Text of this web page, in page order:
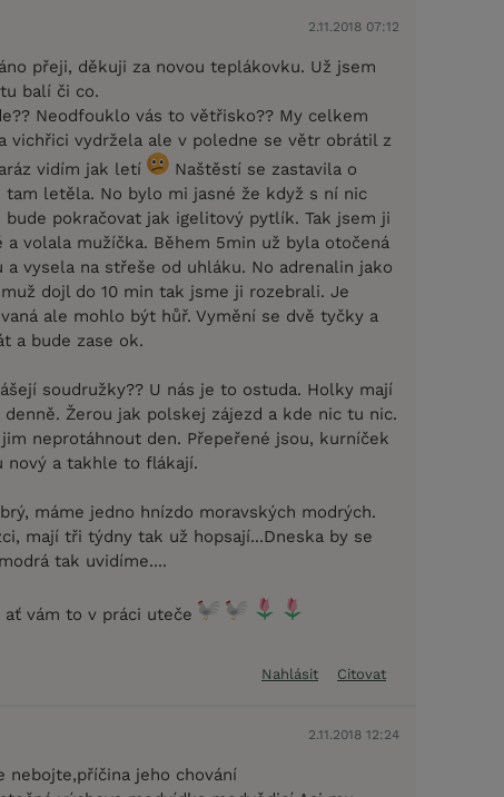
2.11.2018 07:12
přeji, děkuji za novou teplákovku. Už jsem
balí či co.
Neodfouklo vás to větřisko?? My celkem
vichřici vydržela ale v poledne se větr obrátil z
vidím jak letí
Naštěstí se zastavila o
tam letěla. No bylo mi jasné že když s ní nic
bude pokračovat jak igelitový pytlík. Tak jsem ji
a volala mužíčka. Během 5min už byla otočená
a vysela na střeše od uhláku. No adrenalin jako
dojl do 10 min tak jsme ji rozebrali. Je
ale mohlo být hůř. Vymění se dvě tyčky a
a bude zase ok.
soudružky?? U nás je to ostuda. Holky mají
Žerou jak polskej zájezd a kde nic tu nic.
neprotáhnout den. Přepeřené jsou, kurníček
nový a takhle to flákají.
máme jedno hnízdo moravských modrých.
mají tři týdny tak už hopsají...Dneska by se
tak uvidíme....
ať vám to v práci uteče
Nahlásit Citovat
2.11.2018 12:24
nebojte,příčina jeho chování